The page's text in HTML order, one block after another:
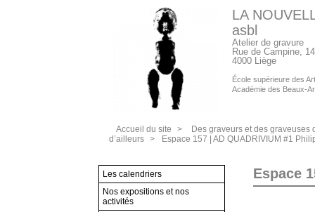
LA
asbl
Atelier de gravure
Rue de Campine, 14
4000 Liège
École supérieure des
Académie des Beaux-
Accueil du site >
Des graveurs et des graveuses
d’ailleurs > Espace 157 | AD QUADRIVIUM #1
Espace
Les calendriers
Nos expositions et nos
activités